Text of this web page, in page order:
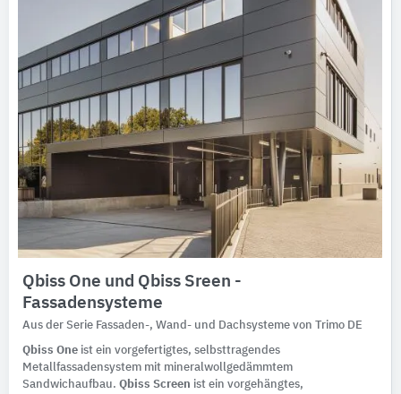
Qbiss One und Qbiss Sreen -
Fassadensysteme
Aus der Serie Fassaden-, Wand- und Dachsysteme von Trimo DE
Qbiss One ist ein vorgefertigtes, selbsttragendes
Metallfassadensystem mit mineralwollgedämmtem
Sandwichaufbau. Qbiss Screen ist ein vorgehängtes,